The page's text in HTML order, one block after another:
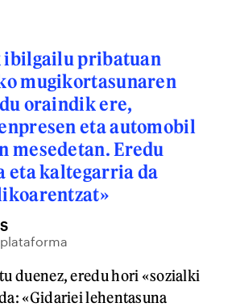
ibilgailu pribatuan
mugikortasunaren
oraindik ere,
eta automobil
mesedetan. Eredu
eta kaltegarria da
duenez, eredu hori «sozialki
«Gidariei lehentasuna